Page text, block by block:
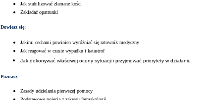
Jak stabilizować złamane kości
Zakładać opatrunki
Dowiesz się:
Jakimi cechami powinien wyróżniać się ratownik medyczny
Jak reagować w czasie wypadku i katastrof
Jak dokonywać właściwej oceny sytuacji i przyjmować priorytety w działaniu
Poznasz
Zasady udzielania pierwszej pomocy